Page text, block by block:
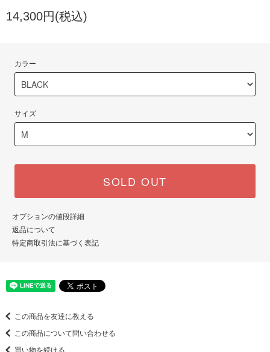
14,300円(税込)
カラー
サイズ
SOLD OUT
オプションの値段詳細
返品について
特定商取引法に基づく表記
この商品を友達に教える
この商品について問い合わせる
買い物を続ける